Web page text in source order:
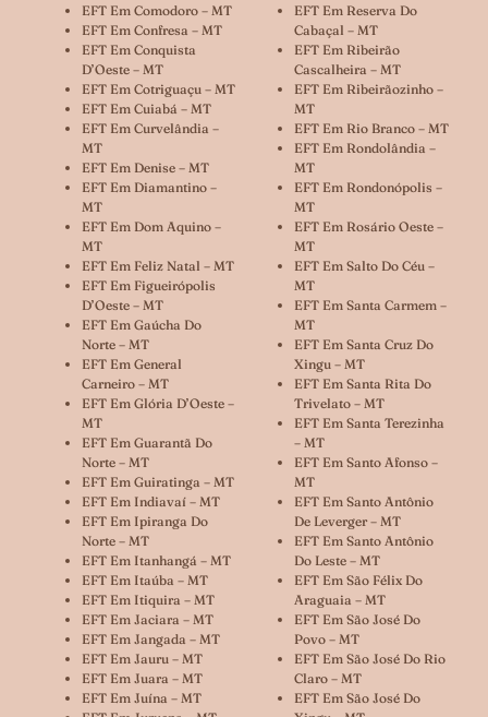
EFT Em Comodoro – MT
EFT Em Confresa – MT
EFT Em Conquista
D’Oeste – MT
EFT Em Cotriguaçu – MT
EFT Em Cuiabá – MT
EFT Em Curvelândia –
MT
EFT Em Denise – MT
EFT Em Diamantino –
MT
EFT Em Dom Aquino –
MT
EFT Em Feliz Natal – MT
EFT Em Figueirópolis
D’Oeste – MT
EFT Em Gaúcha Do
Norte – MT
EFT Em General
Carneiro – MT
EFT Em Glória D’Oeste –
MT
EFT Em Guarantã Do
Norte – MT
EFT Em Guiratinga – MT
EFT Em Indiavaí – MT
EFT Em Ipiranga Do
Norte – MT
EFT Em Itanhangá – MT
EFT Em Itaúba – MT
EFT Em Itiquira – MT
EFT Em Jaciara – MT
EFT Em Jangada – MT
EFT Em Jauru – MT
EFT Em Juara – MT
EFT Em Juína – MT
EFT Em Reserva Do
Cabaçal – MT
EFT Em Ribeirão
Cascalheira – MT
EFT Em Ribeirãozinho –
MT
EFT Em Rio Branco – MT
EFT Em Rondolândia –
MT
EFT Em Rondonópolis –
MT
EFT Em Rosário Oeste –
MT
EFT Em Salto Do Céu –
MT
EFT Em Santa Carmem –
MT
EFT Em Santa Cruz Do
Xingu – MT
EFT Em Santa Rita Do
Trivelato – MT
EFT Em Santa Terezinha
– MT
EFT Em Santo Afonso –
MT
EFT Em Santo Antônio
De Leverger – MT
EFT Em Santo Antônio
Do Leste – MT
EFT Em São Félix Do
Araguaia – MT
EFT Em São José Do
Povo – MT
EFT Em São José Do Rio
Claro – MT
EFT Em São José Do